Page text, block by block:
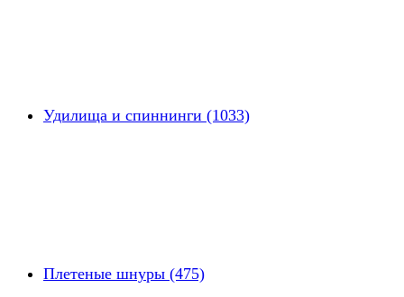
Удилища и спиннинги (1033)
Плетеные шнуры (475)